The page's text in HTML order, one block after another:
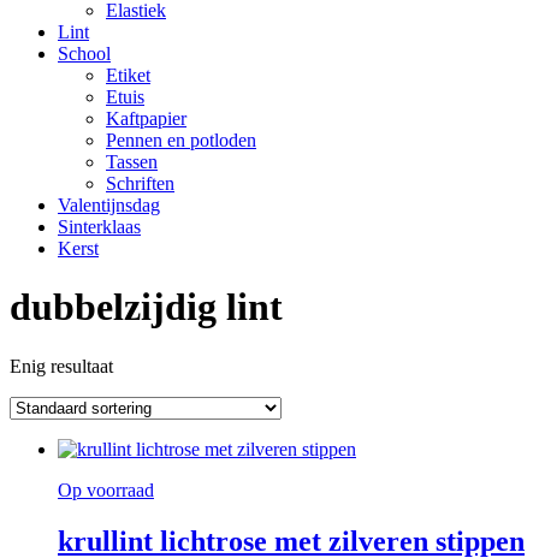
Elastiek
Lint
School
Etiket
Etuis
Kaftpapier
Pennen en potloden
Tassen
Schriften
Valentijnsdag
Sinterklaas
Kerst
dubbelzijdig lint
Enig resultaat
Op voorraad
krullint lichtrose met zilveren stippen